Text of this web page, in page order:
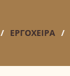
/ ΕΡΓΟΧΕΙΡΑ /